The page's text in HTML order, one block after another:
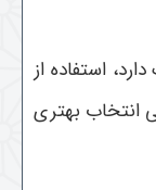
استفاده از
انتخاب بهتری